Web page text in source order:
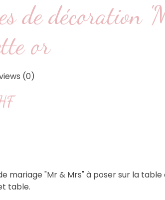
de décoration
or
(0)
mariage "Mr & Mrs" à poser sur la
table.